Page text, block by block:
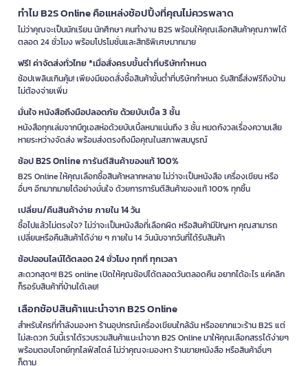
ทำไม B2S Online คือแหล่งช้อปปิ้งที่คุณไม่ควรพลาด
ไม่ว่าคุณจะเป็นนักเรียน นักศึกษา คนทำงาน B2S พร้อมให้คุณเลือกสินค้าคุณภาพได้
ตลอด 24 ชั่วโมง พร้อมโปรโมชั่นและสิทธิพิเศษมากมาย
ฟรี! ค่าจัดส่งทั่วไทย *เมื่อสั่งครบขั้นต่ำที่บริษัทกำหนด
ช้อปเพลินเกินคุ้ม! เพียงมียอดสั่งซื้อสินค้าขั้นต่ำที่บริษัทกำหนด รับสิทธิ์ส่งฟรีถึงบ้าน
ไม่ต้องจ่ายเพิ่ม
มั่นใจ หนังสือถึงมือปลอดภัย ด้วยบับเบิ้ล 3 ชั้น
หนังสือทุกเล่มจากบีทูเอสห่อด้วยบับเบิ้ลหนาแน่นถึง 3 ชั้น หมดกังวลเรื่องความเสีย
หายระหว่างจัดส่ง พร้อมส่งตรงถึงมือคุณในสภาพสมบูรณ์
ช้อป B2S Online การันตีสินค้าของแท้ 100%
B2S Online ให้คุณเลือกซื้อสินค้าหลากหลาย ไม่ว่าจะเป็นหนังสือ เครื่องเขียน หรือ
อื่นๆ อีกมากมายได้อย่างมั่นใจ ด้วยการการันตีสินค้าของแท้ 100% ทุกชิ้น
เปลี่ยน/คืนสินค้าง่าย ภายใน 14 วัน
ซื้อไปแล้วไม่ตรงใจ? ไม่ว่าจะเป็นหนังสือที่เลือกผิด หรือสินค้ามีปัญหา คุณสามารถ
เปลี่ยนหรือคืนสินค้าได้ง่าย ๆ ภายใน 14 วันนับจากวันที่ได้รับสินค้า
ช้อปออนไลน์ได้ตลอด 24 ชั่วโมง ทุกที่ ทุกเวลา
สะดวกสุดๆ! B2S online เปิดให้คุณช้อปได้ตลอดวันตลอดคืน อยากได้อะไร แค่คลิก
ก็รอรับสินค้าที่บ้านได้เลย!
เลือกช้อปสินค้าแนะนำจาก B2S Online
สำหรับใครที่กำลังมองหา ร้านอุปกรณ์เครื่องเขียนใกล้ฉัน หรืออยากแวะร้าน B2S แต่
ไม่สะดวก วันนี้เราได้รวบรวมสินค้าแนะนำจาก B2S Online มาให้คุณเลือกสรรได้ง่ายๆ
พร้อมตอบโจทย์ทุกไลฟ์สไตล์ ไม่ว่าคุณจะมองหา ร้านขายหนังสือ หรือสินค้าอื่นๆ
ก็ตาม